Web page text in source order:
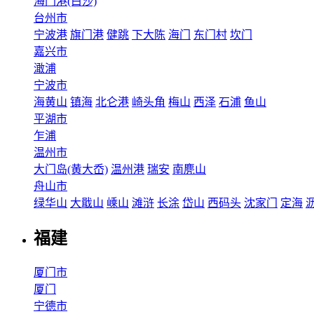
台州市
宁波港 旗门港 健跳 下大陈 海门 东门村 坎门
嘉兴市
澉浦
宁波市
海黄山 镇海 北仑港 崎头角 梅山 西泽 石浦 鱼山
平湖市
乍浦
温州市
大门岛(黄大岙) 温州港 瑞安 南麂山
舟山市
绿华山 大戢山 嵊山 滩浒 长涂 岱山 西码头 沈家门 定海
福建
厦门市
厦门
宁德市